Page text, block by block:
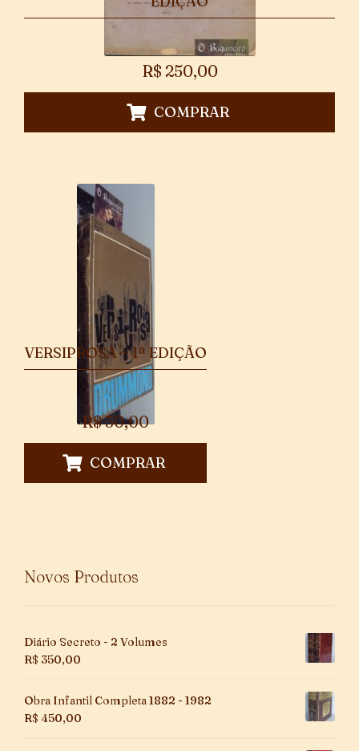
R$ 250,00
COMPRAR
VERSIPROSA ~ 1ª EDIÇÃO
R$50,00
COMPRAR
Novos Produtos
Diário Secreto - 2 Volumes
R$ 350,00
Obra Infantil Completa 1882 - 1982
R$ 450,00